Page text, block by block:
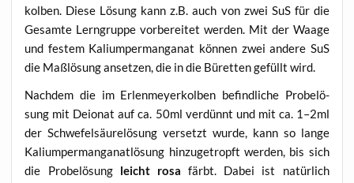
kol­ben. Die­se Lösung kann z.B. auch von zwei SuS für die
Gesam­te Lern­grup­pe vor­be­rei­tet wer­den. Mit der Waa­ge
und fes­tem Kali­um­per­man­ga­nat kön­nen zwei ande­re SuS
die Maß­lö­sung anset­zen, die in die Büret­ten gefüllt wird.
Nach­dem die im Erlen­mey­er­kol­ben befind­li­che Pro­be­lö­
sung mit Deio­nat auf ca. 50ml ver­dünnt und mit ca. 1–2ml
der Schwe­fel­säu­re­lö­sung ver­setzt wur­de, kann so lan­ge
Kali­um­per­man­ganat­lö­sung hin­zu­ge­tropft wer­den, bis sich
die Pro­be­lö­sung leicht rosa färbt. Dabei ist natür­lich